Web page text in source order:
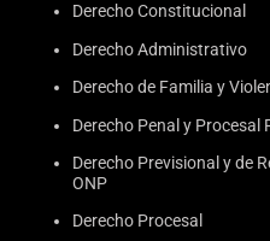
Derecho Constitucional
Derecho Administrativo
Derecho de Familia y
Derecho Penal y Procesal
Derecho Previsional y de
ONP
Derecho Procesal